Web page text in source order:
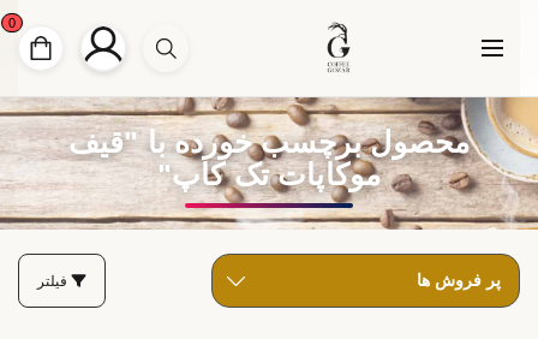
0
محصول برچسب خورده با "قیف
موکاپات تک کاپ"
فیلتر